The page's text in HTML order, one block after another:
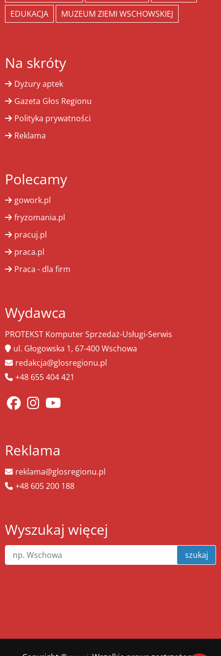
EDUKACJA
MUZEUM ZIEMI WSCHOWSKIEJ
Na skróty
Dyżury aptek
Gazeta Głos Regionu
Polityka prywatności
Reklama
Polecamy
gowork.pl
fryzomania.pl
pracuj.pl
praca.pl
Praca - dla firm
Wydawca
PROTEKST Komputer Sprzedaż-Usługi-Serwis
ul. Głogowska 1, 67-400 Wschowa
redakcja@glosregionu.pl
+48 655 404 421
Reklama
reklama@glosregionu.pl
+48 605 200 188
Wyszukaj więcej
szukaj